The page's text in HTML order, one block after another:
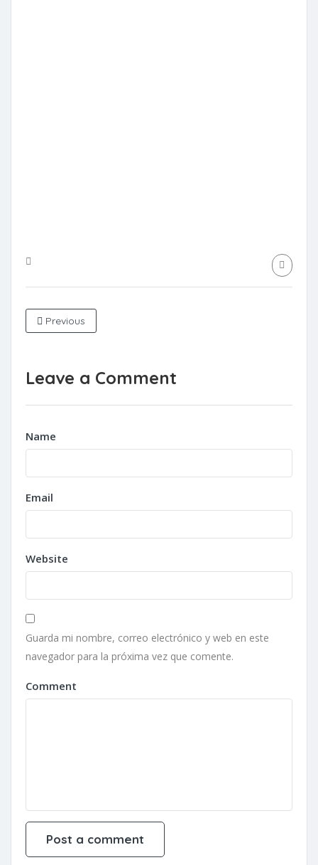
Previous
Leave a Comment
Name
Email
Website
Guarda mi nombre, correo electrónico y web en este
navegador para la próxima vez que comente.
Comment